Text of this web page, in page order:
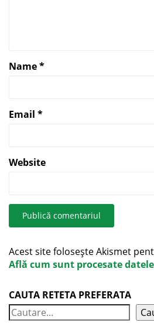
Name*
Email *
Website
Acest site folosește Akismet
Află cum sunt procesate
CAUTA RETETA PREFERATA